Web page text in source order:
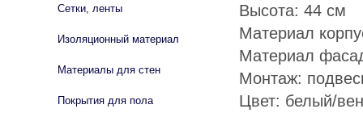
Высота: 44 см
Материал
Материал
Монтаж:
Цвет: белый/
Сетки, ленты
Изоляционный материал
Материалы для стен
Покрытия для пола